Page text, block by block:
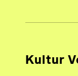
Kultur